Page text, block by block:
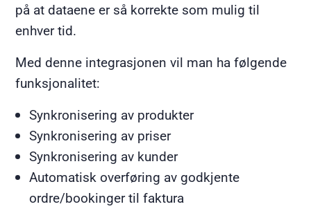
på at dataene er så korrekte som mulig til
enhver tid.
Med denne integrasjonen vil man ha følgende
funksjonalitet:
Synkronisering av produkter
Synkronisering av priser
Synkronisering av kunder
Automatisk overføring av godkjente
ordre/bookinger til faktura